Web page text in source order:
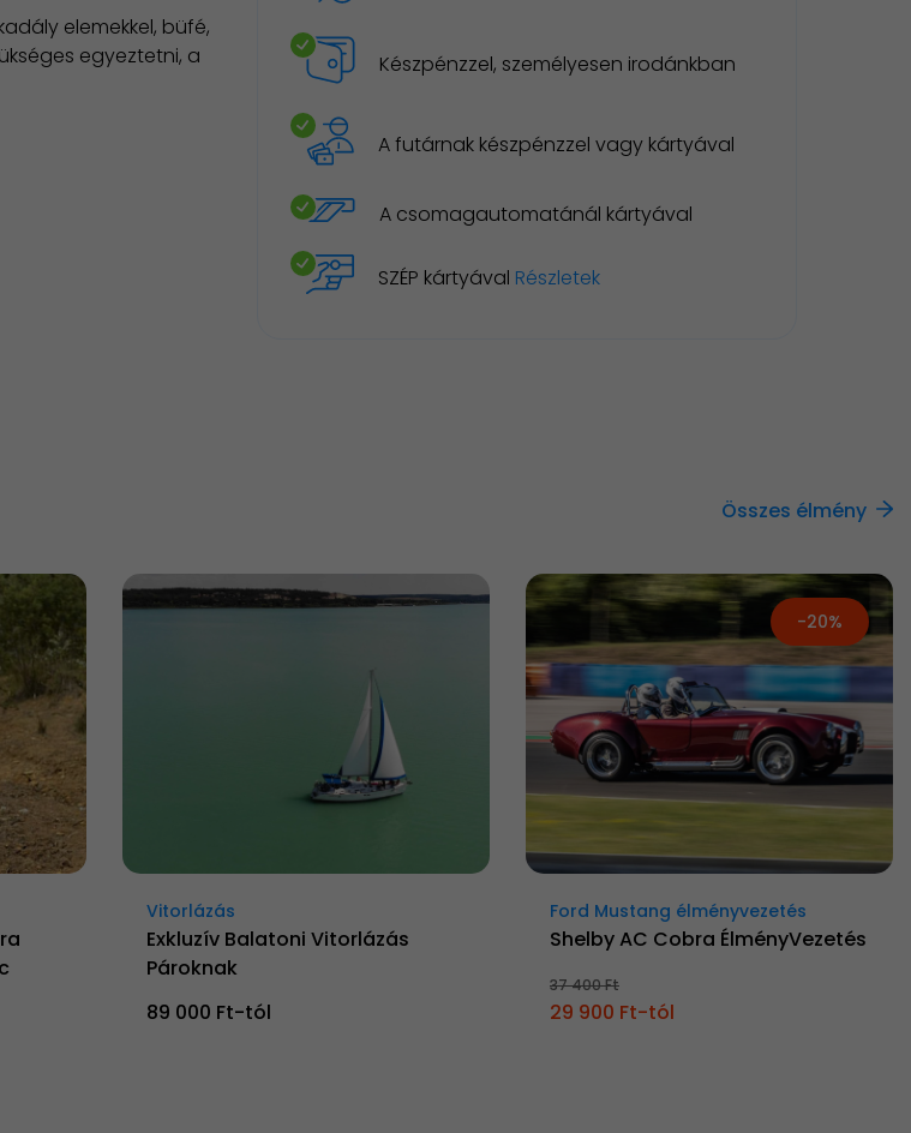
elemekkel, büfé,
egyeztetni, a
Készpénzzel, személyesen irodánkban
A futárnak készpénzzel vagy kártyával
A csomagautomatánál kártyával
SZÉP kártyával Részletek
Összes élmény
Vitorlázás
Exkluzív Balatoni Vitorlázás
Pároknak
89 000 Ft-tól
-20%
Ford Mustang élményvezetés
Shelby AC Cobra ÉlményVezetés
37 400 Ft
29 900 Ft-tól